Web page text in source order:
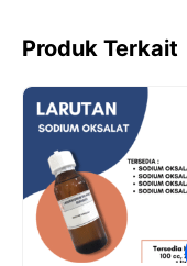
Produk Terkait